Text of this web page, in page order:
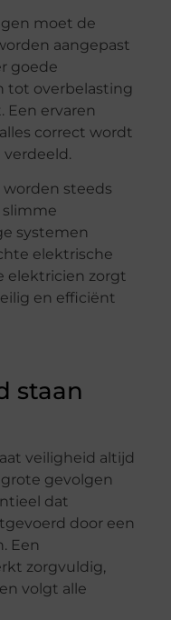
moet de
aangepast
goede
tot overbelasting
Een ervaren
correct wordt
steeds
slimme
systemen
elektrische
elektricien zorgt
en efficiënt
staan
veiligheid altijd
gevolgen
dat
door een
Een
zorgvuldig,
volgt alle